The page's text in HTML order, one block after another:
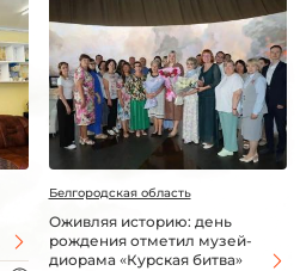
Белгородская область
Оживляя историю: день
рождения отметил музей-
диорама «Курская битва»